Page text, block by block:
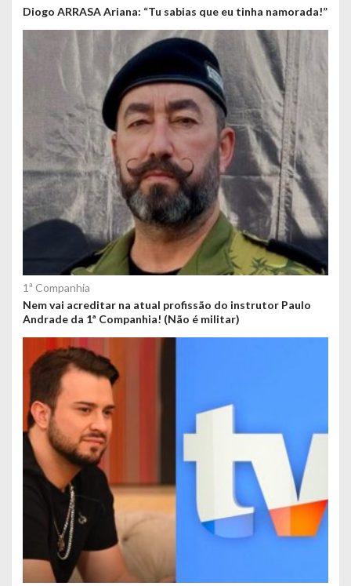
Diogo ARRASA Ariana: “Tu sabias que eu tinha namorada!”
1ª Companhia
Nem vai acreditar na atual profissão do instrutor Paulo
Andrade da 1ª Companhia! (Não é militar)